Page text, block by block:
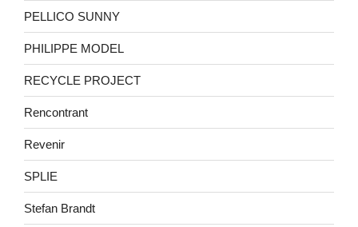
PELLICO SUNNY
PHILIPPE MODEL
RECYCLE PROJECT
Rencontrant
Revenir
SPLIE
Stefan Brandt